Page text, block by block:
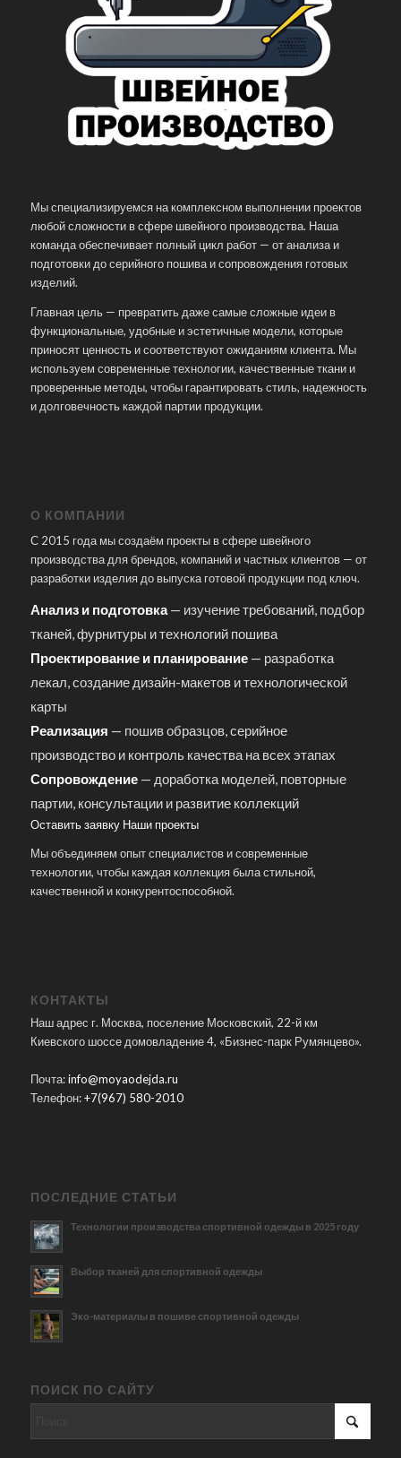
Мы специализируемся на комплексном выполнении проектов
любой сложности в сфере швейного производства. Наша
команда обеспечивает полный цикл работ — от анализа и
подготовки до серийного пошива и сопровождения готовых
изделий.
Главная цель — превратить даже самые сложные идеи в
функциональные, удобные и эстетичные модели, которые
приносят ценность и соответствуют ожиданиям клиента. Мы
используем современные технологии, качественные ткани и
проверенные методы, чтобы гарантировать стиль, надежность
и долговечность каждой партии продукции.
О КОМПАНИИ
С 2015 года мы создаём проекты в сфере швейного
производства для брендов, компаний и частных клиентов — от
разработки изделия до выпуска готовой продукции под ключ.
Анализ и подготовка— изучение требований, подбор
тканей, фурнитуры и технологий пошива
Проектирование и планирование— разработка
лекал, создание дизайн-макетов и технологической
карты
Реализация — пошив образцов, серийное
производство и контроль качества на всех этапах
Сопровождение— доработка моделей, повторные
партии, консультации и развитие коллекций
Оставить заявку Наши проекты
Мы объединяем опыт специалистов и современные
технологии, чтобы каждая коллекция была стильной,
качественной и конкурентоспособной.
КОНТАКТЫ
Наш адрес г. Москва, поселение Московский, 22-й км
Киевского шоссе домовладение 4, «Бизнес-парк Румянцево».
Почта:info@moyaodejda.ru
Телефон:+7(967) 580-2010
ПОСЛЕДНИЕ СТАТЬИ
Технологии производства спортивной одежды в 2025 году
Выбор тканей для спортивной одежды
Эко-материалы в пошиве спортивной одежды
ПОИСК ПО САЙТУ